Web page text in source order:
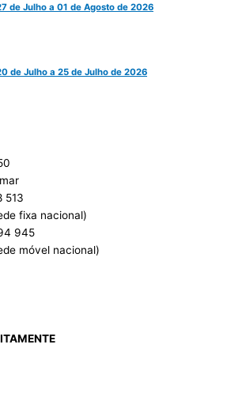
de Julho a 01 de Agosto de 2026
de Julho a 25 de Julho de 2026
513
fixa nacional)
945
móvel nacional)